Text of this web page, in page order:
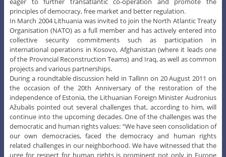
principles of democracy, free market and better regulation.
In March 2004 Lithuania was invited to join the North Atlantic Treaty
Organisation (NATO) as a full member and has actively entered into
collective security commitments such as participation in
international operations in Kosovo, Afghanistan (where it leads one
of the Provincial Reconstruction Teams) and Iraq, as well as common
projects and various partnerships.
During a roundtable discussion held in Tallinn on 20 August 2011 on
the occasion of the 20th Anniversary of the restoration of the
independence of Estonia, the Lithuanian Foreign Minister Audronius
Ažubalis pointed out several challenges that, according to him, will
continue into the upcoming decades. One of the challenges was the
democratic and human rights values: “We have seen consolidation of
our own democracies, faced the democracy and human rights
related challenges in our neighborhood. We have witnessed that the
urge for respect for human rights is prominent not only in Europe